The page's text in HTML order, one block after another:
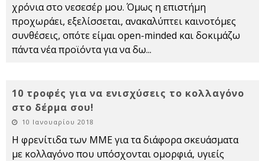
χρόνια στο νεσεσέρ μου. Όμως η επιστήμη
προχωράει, εξελίσσεται, ανακαλύπτει καινοτόμες
συνθέσεις, οπότε είμαι open-minded και δοκιμάζω
πάντα νέα προϊόντα για να δω...
10 τροφές για να ενισχύσεις το κολλαγόνο
στο δέρμα σου!
10 Ιανουαρίου 2018
Η φρενίτιδα των ΜΜΕ για τα διάφορα σκευάσματα
με κολλαγόνο που υπόσχονται ομορφιά, υγιείς